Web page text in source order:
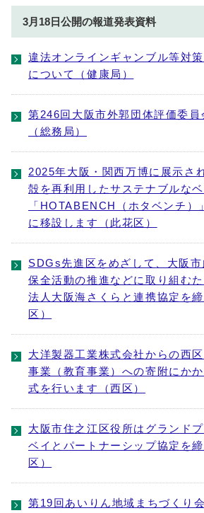
3月18日公開の報道発表資料
違法オンラインギャンブル等対
について（健康局）
第246回大阪市外郭団体評価委員
（総務局）
2025年大阪・関西万博に展示さ
殻を再利用したサステナブルな
「HOTABENCH（ホタベンチ）
に移設します（此花区）
SDGs先進区をめざして、大阪
保全活動の推進などに取り組む
法人大阪海さくらと連携協定を
区）
大洋製器工業株式会社からの西
事業（教育事業）への寄附にか
式を行います（西区）
大阪市住之江区役所はグランド
ベイとパートナーシップ協定を
区）
第19回あいりん地域まちづくり